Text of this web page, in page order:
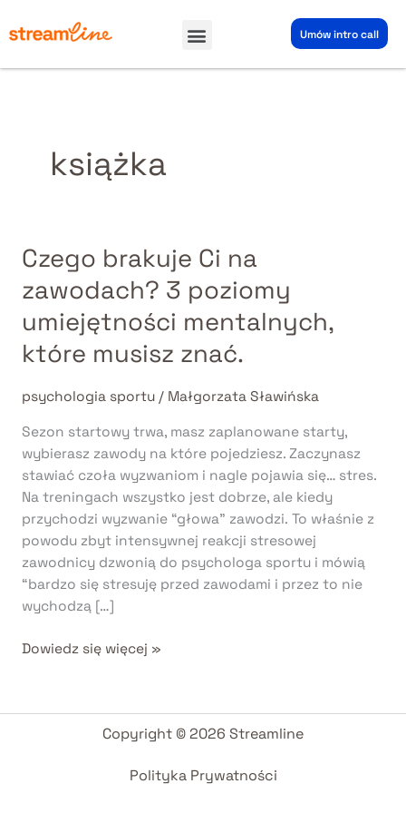
do
Menu Umów intro call
książka
Czego brakuje Ci na
zawodach? 3 poziomy
umiejętności mentalnych,
które musisz znać.
psychologia sportu/ Małgorzata Sławińska
Sezon startowy trwa, masz zaplanowane starty,
wybierasz zawody na które pojedziesz. Zaczynasz
stawiać czoła wyzwaniom i nagle pojawia się… stres.
Na treningach wszystko jest dobrze, ale kiedy
przychodzi wyzwanie “głowa” zawodzi. To właśnie z
powodu zbyt intensywnej reakcji stresowej
zawodnicy dzwonią do psychologa sportu i mówią
“bardzo się stresuję przed zawodami i przez to nie
wychodzą […]
Czego
brakuje
Ci
na
zawodach?
3
umiejętności
mentalnych,
które
musisz
znać.
Dowiedz się więcej »
Copyright © 2026 Streamline
Polityka Prywatności